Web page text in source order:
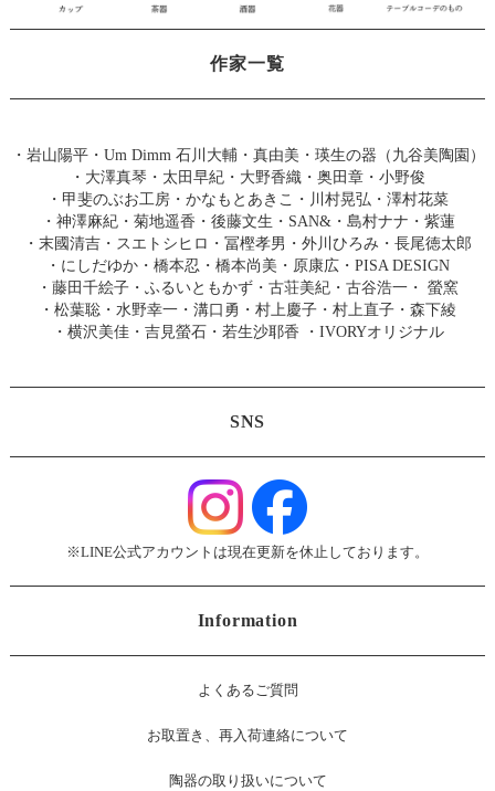
作家一覧
・ 岩山陽平・ Um Dimm 石川大輔・真由美 ・ 瑛生の器（九谷美陶園）
・ 大澤真琴 ・ 太田早紀 ・ 大野香織 ・ 奥田章 ・ 小野俊
・ 甲斐のぶお工房 ・ かなもとあきこ ・ 川村晃弘 ・ 澤村花菜
・ 神澤麻紀・ 菊地遥香 ・ 後藤文生 ・ SAN& ・ 島村ナナ ・ 紫蓮
・ 末國清吉 ・ スエトシヒロ ・ 冨樫孝男 ・ 外川ひろみ ・ 長尾徳太郎
・ にしだゆか ・ 橋本忍 ・ 橋本尚美 ・ 原康広 ・ PISA DESIGN
・ 藤田千絵子 ・ ふるいともかず ・ 古荘美紀 ・ 古谷浩一 ・ 螢窯
・ 松葉聡 ・ 水野幸一 ・ 溝口勇 ・ 村上慶子 ・ 村上直子 ・ 森下綾
・ 横沢美佳・ 吉見螢石・ 若生沙耶香 ・ IVORYオリジナル
SNS
※LINE公式アカウントは現在更新を休止しております。
Information
よくあるご質問
お取置き、再入荷連絡について
陶器の取り扱いについて